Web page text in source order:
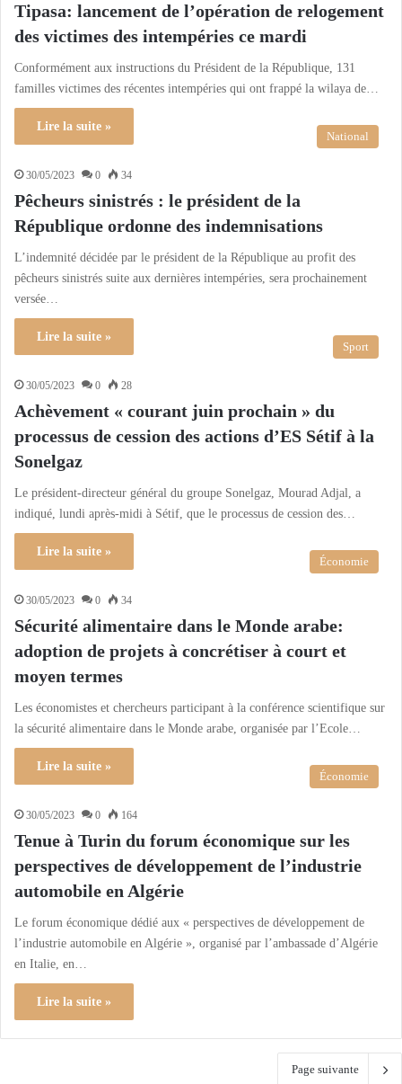
Tipasa: lancement de l’opération de relogement
des victimes des intempéries ce mardi
Conformément aux instructions du Président de la République, 131
familles victimes des récentes intempéries qui ont frappé la wilaya de…
Lire la suite »
National
30/05/2023 0 34
Pêcheurs sinistrés : le président de la
République ordonne des indemnisations
L’indemnité décidée par le président de la République au profit des
pêcheurs sinistrés suite aux dernières intempéries, sera prochainement
versée…
Lire la suite »
Sport
30/05/2023 0 28
Achèvement « courant juin prochain » du
processus de cession des actions d’ES Sétif à la
Sonelgaz
Le président-directeur général du groupe Sonelgaz, Mourad Adjal, a
indiqué, lundi après-midi à Sétif, que le processus de cession des…
Lire la suite »
Économie
30/05/2023 0 34
Sécurité alimentaire dans le Monde arabe:
adoption de projets à concrétiser à court et
moyen termes
Les économistes et chercheurs participant à la conférence scientifique sur
la sécurité alimentaire dans le Monde arabe, organisée par l’Ecole…
Lire la suite »
Économie
30/05/2023 0 164
Tenue à Turin du forum économique sur les
perspectives de développement de l’industrie
automobile en Algérie
Le forum économique dédié aux « perspectives de développement de
l’industrie automobile en Algérie », organisé par l’ambassade d’Algérie
en Italie, en…
Lire la suite »
Page suivante